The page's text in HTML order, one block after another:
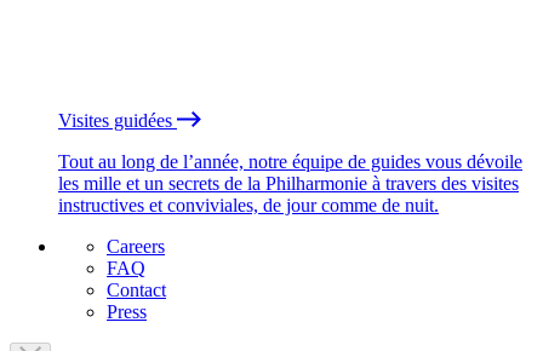
Visites guidées
Tout au long de l’année, notre équipe de guides vous dévoile
les mille et un secrets de la Philharmonie à travers des visites
instructives et conviviales, de jour comme de nuit.
Careers
FAQ
Contact
Press